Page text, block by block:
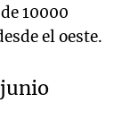
10000
el oeste.